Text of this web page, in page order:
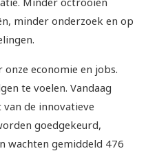
minder onderzoek en op
economie en jobs.
te voelen. Vandaag
de innovatieve
goedgekeurd,
wachten gemiddeld 476